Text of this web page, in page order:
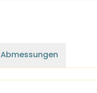
Abmessungen